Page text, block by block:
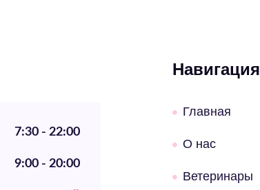
7:30 - 22:00
9:00 - 20:00
Навигация
Главная
О нас
Ветеринары